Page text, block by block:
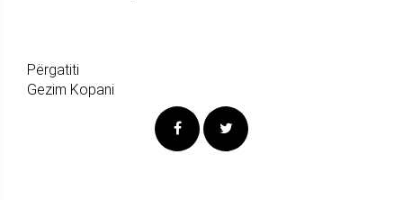
Përgatiti
Gezim Kopani